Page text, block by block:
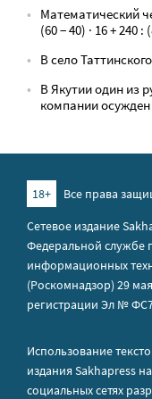
Математический
(60 − 40) · 16 + 240 :
В село
В Якутии один из
компании
18+
Все права
Сетевое издание
Федеральной службе
информационных
(Роскомнадзор) 29
регистрации Эл №
Использование
издания Sakhapress
социальных сетях